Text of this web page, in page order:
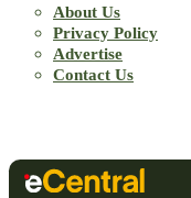
About Us
Privacy Policy
Advertise
Contact Us